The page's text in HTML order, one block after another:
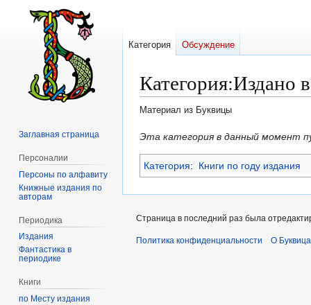
Категория:Издано
Материал из Буквицы
Перейти
навигации
Перейти
поиску
Эта категория в данный момент
Категория: Книги по году издания
Категория Обсуждение
Заглавная страница
Персоналии
Персоны по алфавиту
Книжные издания по
авторам
Периодика
Издания
Фантастика в
периодике
Книги
по Месту издания
Страница в последний раз была
Политика конфиденциальности О Буквица